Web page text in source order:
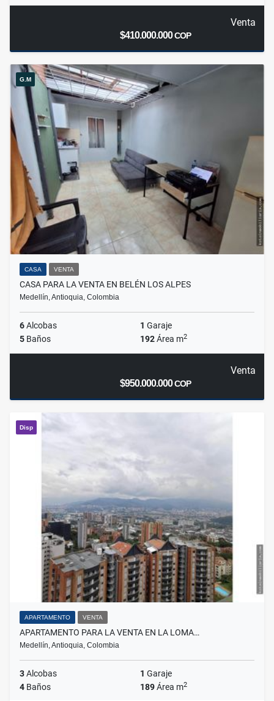
Venta
$410.000.000COP
G.M
CASA VENTA
CASA PARA LA VENTA EN BELÉN LOS ALPES
Medellín, Antioquia, Colombia
6Alcobas 1 Garaje
5 Baños 192Área m2
Venta
$950.000.000COP
Disp
APARTAMENTO VENTA
APARTAMENTO PARA LA VENTA EN LA LOMA…
Medellín, Antioquia, Colombia
3Alcobas 1 Garaje
4 Baños 189Área m2